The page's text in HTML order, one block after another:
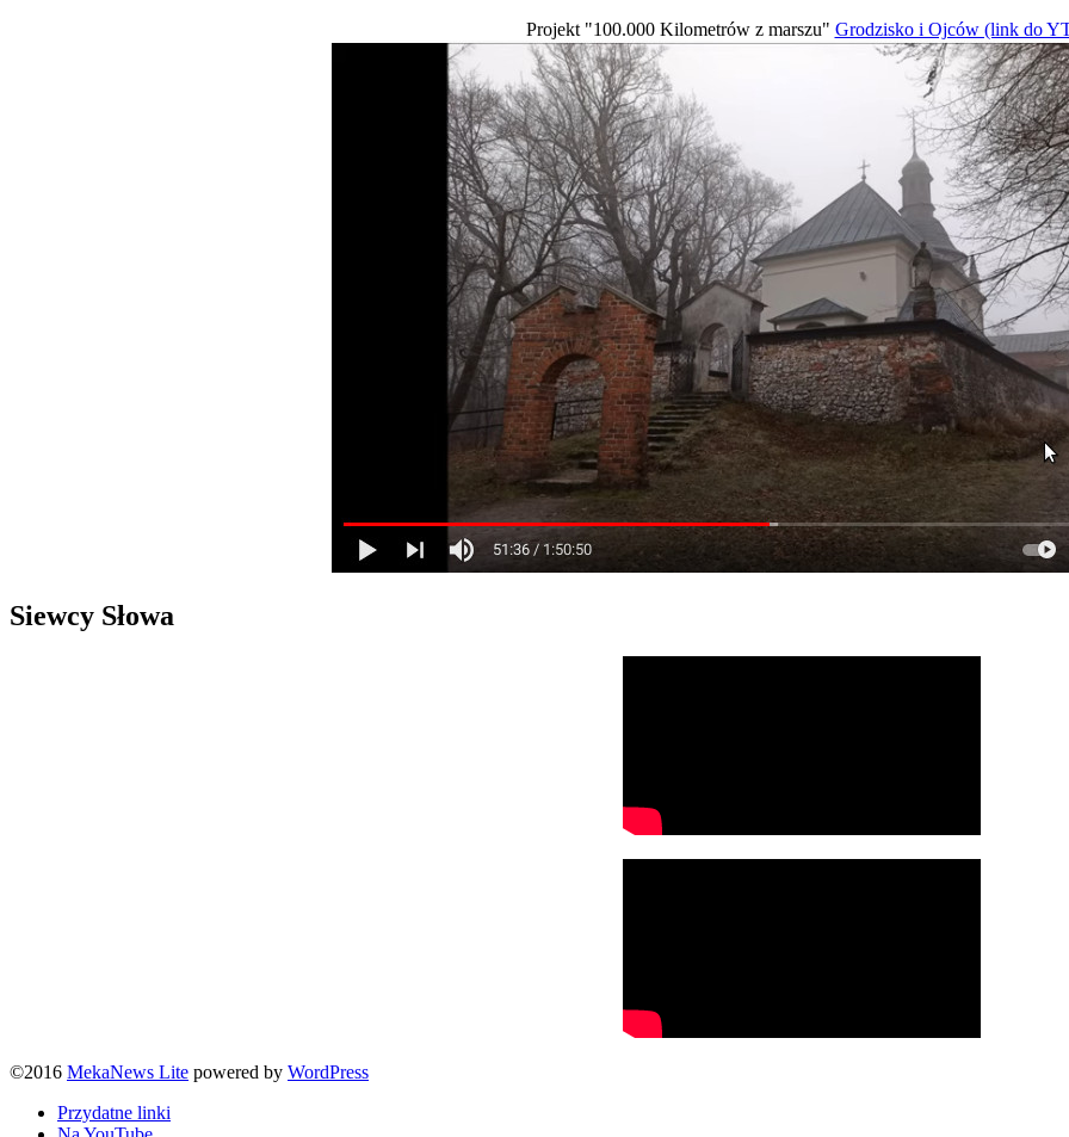
Projekt "100.000 Kilometrów z marszu" Grodzisko i Ojców (link do
Siewcy Słowa
©2016 MekaNews Lite powered by WordPress
Przydatne linki